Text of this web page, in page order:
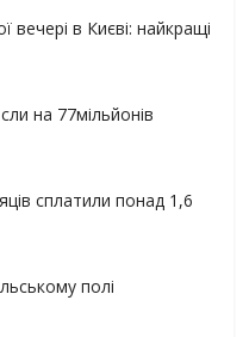
вечері в Києві: найкращі
на 77мільйонів
сплатили понад 1,6
полі